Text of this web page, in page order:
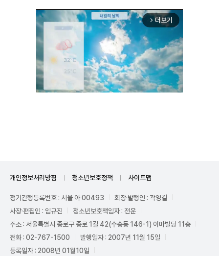
arrow_forward_ios 더보기
개인정보처리방침 청소년보호정책 사이트맵
정기간행등록번호 : 서울 아 00493
회장·발행인 : 곽영길
사장·편집인 : 임규진
청소년보호책임자 : 전운
주소 : 서울특별시 종로구 종로 1길 42(수송동 146-1) 이마빌딩 11층
전화 : 02-767-1500
발행일자 : 2007년 11월 15일
등록일자 : 2008년 01월10일